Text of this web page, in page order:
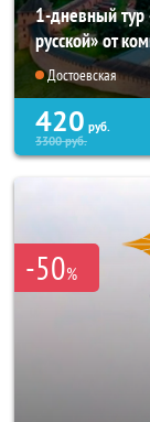
1-дневный тур
русской» от
Достоевская
420 руб.
3300руб.
-50%